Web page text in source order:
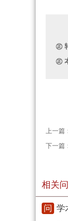
㊣
㊣
上一篇
下一篇
相关
问 学